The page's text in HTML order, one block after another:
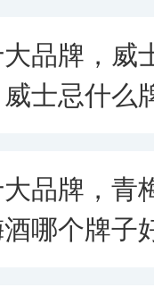
品牌，威
士忌什么
品牌，青
哪个牌子